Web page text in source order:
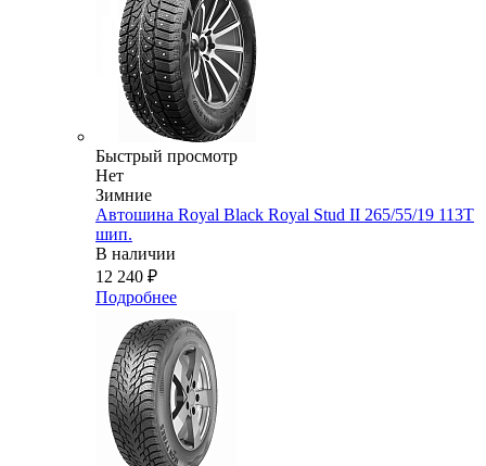
Быстрый просмотр
Нет
Зимние
Автошина Royal Black Royal Stud II 265/55/19 113T
шип.
В наличии
12 240 ₽
Подробнее